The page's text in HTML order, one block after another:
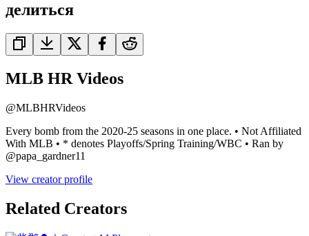
делиться
MLB HR Videos
@MLBHRVideos
Every bomb from the 2020-25 seasons in one place. • Not Affiliated
With MLB • * denotes Playoffs/Spring Training/WBC • Ran by
@papa_gardner11
View creator profile
Related Creators